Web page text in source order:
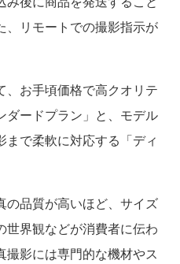
、リモートでの撮影指示が
お手頃価格で高クオリテ
ダードプラン」と、モデル
で柔軟に対応する「ディ
品質が高いほど、サイズ
世界観などが消費者に伝わ
撮影には専門的な機材やス